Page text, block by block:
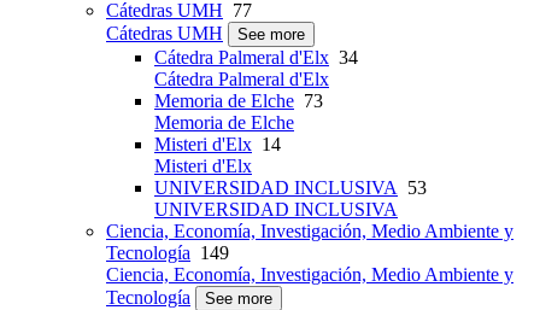
Cátedras UMH 77
Cátedras UMH
See more
Cátedra Palmeral d'Elx 34
Cátedra Palmeral d'Elx
Memoria de Elche 73
Memoria de Elche
Misteri d'Elx 14
Misteri d'Elx
UNIVERSIDAD INCLUSIVA
53
UNIVERSIDAD INCLUSIVA
Ciencia, Economía, Investigación, Medio Ambiente y
Tecnología 149
Ciencia, Economía, Investigación, Medio Ambiente y
Tecnología
See more